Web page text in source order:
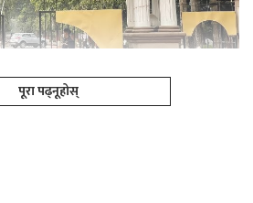
पूरा पढ्नूहोस्